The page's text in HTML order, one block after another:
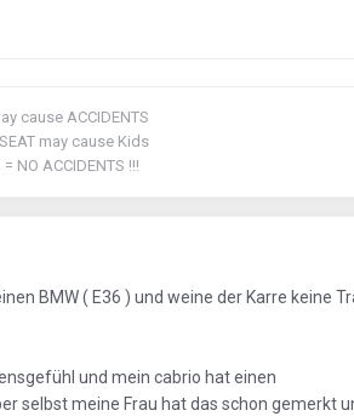
cause ACCIDENTS
may cause Kids
NO ACCIDENTS !!!
BMW ( E36 ) und weine der Karre keine
und mein cabrio hat einen
selbst meine Frau hat das schon gemerkt